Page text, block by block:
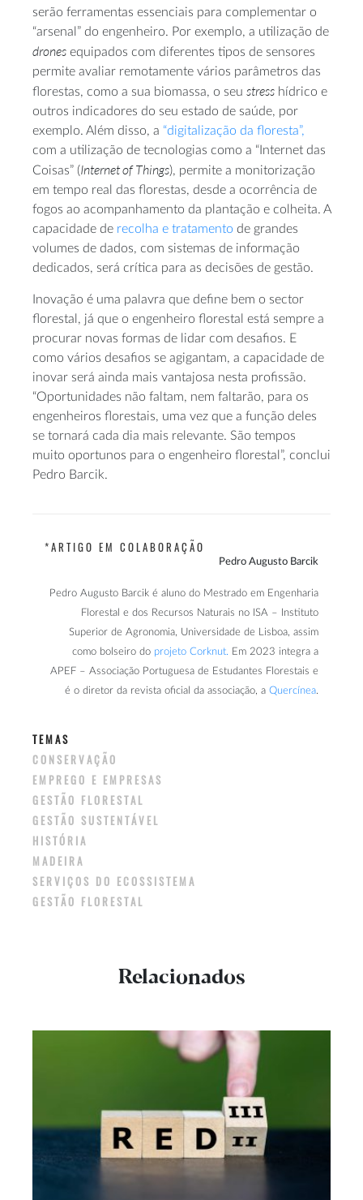
serão ferramentas essenciais para complementar o
“arsenal” do engenheiro. Por exemplo, a utilização de
drones equipados com diferentes tipos de sensores
permite avaliar remotamente vários parâmetros das
florestas, como a sua biomassa, o seu stress hídrico e
outros indicadores do seu estado de saúde, por
exemplo. Além disso, a “digitalização da floresta”,
com a utilização de tecnologias como a “Internet das
Coisas” (Internet of Things), permite a monitorização
em tempo real das florestas, desde a ocorrência de
fogos ao acompanhamento da plantação e colheita. A
capacidade de recolha e tratamento de grandes
volumes de dados, com sistemas de informação
dedicados, será crítica para as decisões de gestão.
Inovação é uma palavra que define bem o sector
florestal, já que o engenheiro florestal está sempre a
procurar novas formas de lidar com desafios. E
como vários desafios se agigantam, a capacidade de
inovar será ainda mais vantajosa nesta profissão.
“Oportunidades não faltam, nem faltarão, para os
engenheiros florestais, uma vez que a função deles
se tornará cada dia mais relevante. São tempos
muito oportunos para o engenheiro florestal”, conclui
Pedro Barcik.
*ARTIGO EM COLABORAÇÃO
Pedro Augusto Barcik
Pedro Augusto Barcik é aluno do Mestrado em Engenharia
Florestal e dos Recursos Naturais no ISA – Instituto
Superior de Agronomia, Universidade de Lisboa, assim
como bolseiro do projeto Corknut. Em 2023 integra a
APEF – Associação Portuguesa de Estudantes Florestais e
é o diretor da revista oficial da associação, a Quercínea.
TEMAS
CONSERVAÇÃO
EMPREGO E EMPRESAS
GESTÃO FLORESTAL
GESTÃO SUSTENTÁVEL
HISTÓRIA
MADEIRA
SERVIÇOS DO ECOSSISTEMA
GESTÃO FLORESTAL
Relacionados